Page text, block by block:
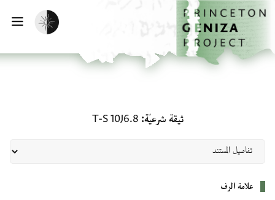
إلى المحتوى الرئيسي
الرئيسية
تفعيل الوضع المظلم
ثيقة شرعيّة T-S 10J6.8
علامة الرف